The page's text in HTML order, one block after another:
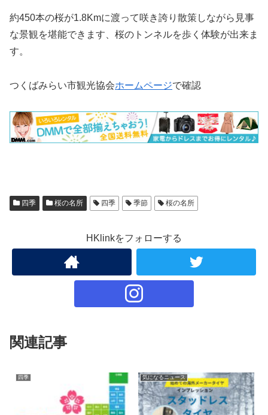
約450本の桜が1.8Kmに渡って咲き誇り散策しながら見事
な景観を堪能できます、桜のトンネルを歩く体験が出来ま
す。
つくばみらい市観光協会ホームページで確認
四季 桜の名所 四季 季節 桜の名所
HKlinkをフォローする
関連記事
四季 気になるニュース